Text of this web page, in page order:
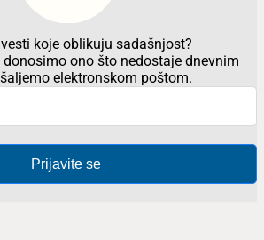
koje oblikuju sadašnjost?
ono što nedostaje dnevnim
elektronskom poštom.
Prijavite se